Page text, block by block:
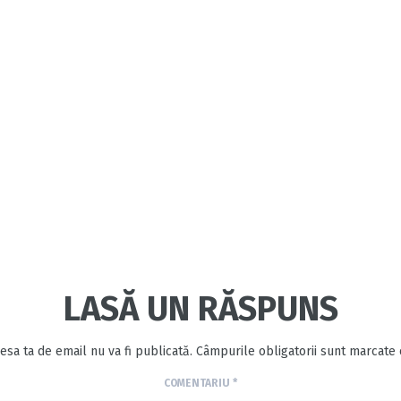
LASĂ UN RĂSPUNS
ta de email nu va fi publicată. Câmpurile obligatorii sunt marcate
COMENTARIU *